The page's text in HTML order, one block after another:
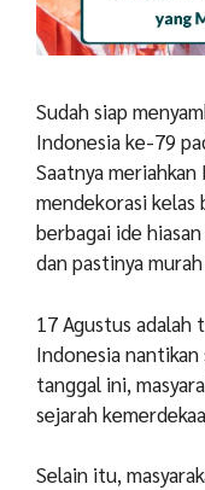
Sudah siap
Indonesia ke-79
Saatnya
mendekorasi kelas
berbagai ide
dan pastinya
17 Agustus adalah
Indonesia
tanggal ini,
sejarah
Selain itu,